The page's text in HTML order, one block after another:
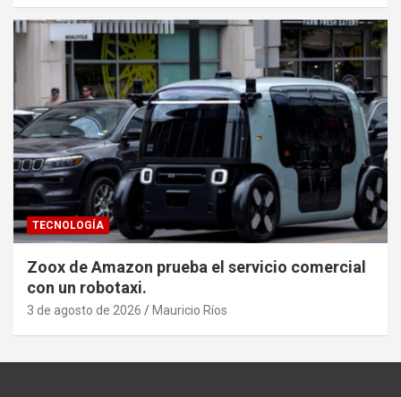
TECNOLOGÍA
Zoox de Amazon prueba el servicio comercial
con un robotaxi.
3 de agosto de 2026 Mauricio Ríos